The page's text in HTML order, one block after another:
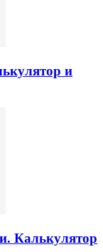
и
Калькулятор